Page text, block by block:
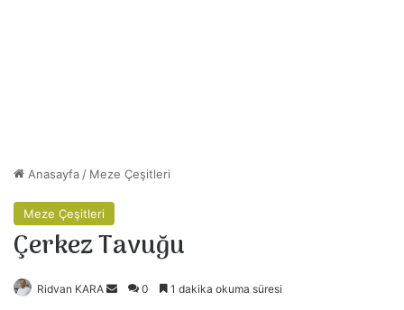
Anasayfa / Meze Çeşitleri
Meze Çeşitleri
Çerkez Tavuğu
Ridvan KARA 0 1 dakika okuma süresi